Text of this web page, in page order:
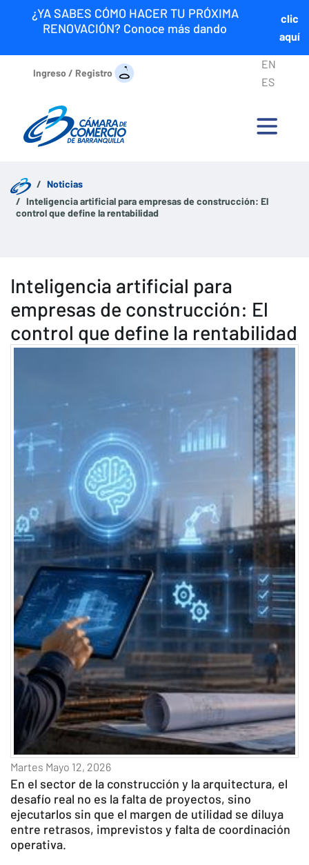
¿YA SABES CÓMO HACER TU PRÓXIMA
RENOVACIÓN? Conoce más dando
clic
aquí
Ingreso / Registro
EN
ES
Noticias
Inteligencia artificial para empresas de construcción: El
control que define la rentabilidad
Inteligencia artificial para
empresas de construcción: El
control que define la rentabilidad
Martes Mayo 12, 2026
En el sector de la construcción y la arquitectura, el
desafío real no es la falta de proyectos, sino
ejecutarlos sin que el margen de utilidad se diluya
entre retrasos, imprevistos y falta de coordinación
operativa.